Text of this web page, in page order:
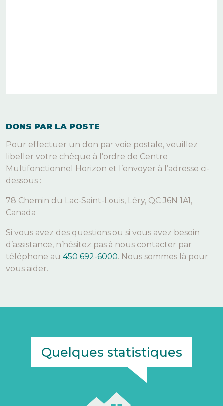
DONS PAR LA POSTE
Pour effectuer un don par voie postale, veuillez
libeller votre chèque à l’ordre de Centre
Multifonctionnel Horizon et l’envoyer à l’adresse ci-
dessous :
78 Chemin du Lac-Saint-Louis, Léry, QC J6N 1A1,
Canada
Si vous avez des questions ou si vous avez besoin
d’assistance, n’hésitez pas à nous contacter par
téléphone au 450 692-6000. Nous sommes là pour
vous aider.
Quelques statistiques